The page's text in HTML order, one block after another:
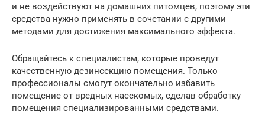
и не воздействуют на домашних питомцев, поэтому эти
средства нужно применять в сочетании с другими
методами для достижения максимального эффекта.
Обращайтесь к специалистам, которые проведут
качественную дезинсекцию помещения. Только
профессионалы смогут окончательно избавить
помещение от вредных насекомых, сделав обработку
помещения специализированными средствами.